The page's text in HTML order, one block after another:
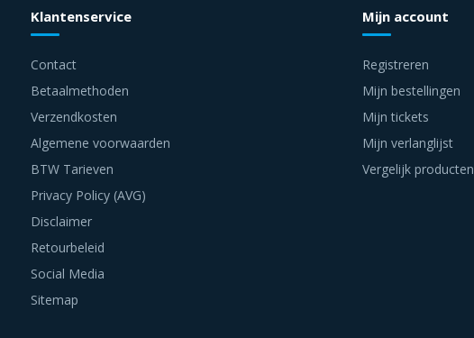
Klantenservice
Contact
Betaalmethoden
Verzendkosten
Algemene voorwaarden
BTW Tarieven
Privacy Policy (AVG)
Disclaimer
Retourbeleid
Social Media
Sitemap
Mijn account
Registreren
Mijn bestellingen
Mijn tickets
Mijn verlanglijst
Vergelijk producten